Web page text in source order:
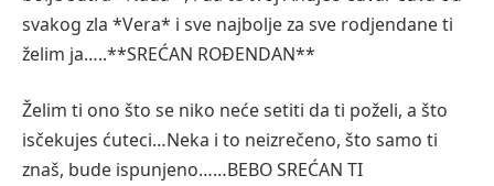
svakog zla *Vera* i sve najbolje za sve rodjendane ti
želim ja…..**SREĆAN ROĐENDAN**
Želim ti ono što se niko neće setiti da ti poželi, a što
isčekujes ćuteci…Neka i to neizrečeno, što samo ti
znaš, bude ispunjeno……BEBO SREĆAN TI